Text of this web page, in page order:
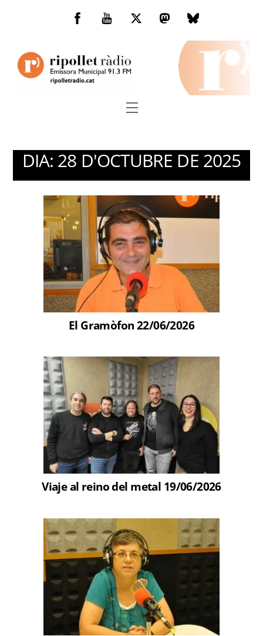
Facebook
You
TwitterMastodonBluesky
Menu
DIA: 28 D'OCTUBRE DE 2025
El Gramòfon 22/06/2026
Viaje al reino del metal 19/06/2026